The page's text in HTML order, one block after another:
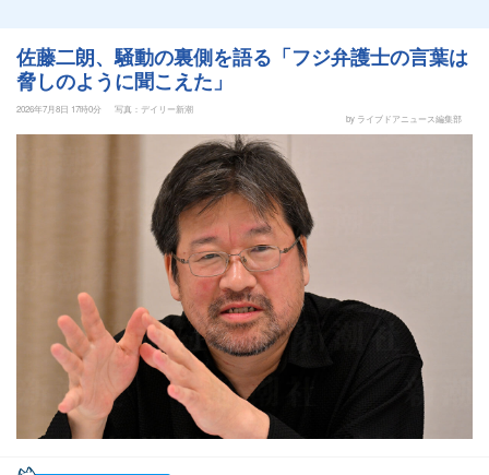
佐藤二朗、騒動の裏側を語る「フジ弁護士の言葉は
脅しのように聞こえた」
2026年7月8日 17時0分
写真：デイリー新潮
by ライブドアニュース編集部